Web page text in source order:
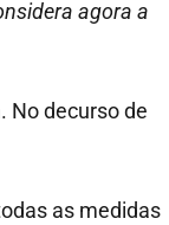
agora a
No decurso de
as medidas